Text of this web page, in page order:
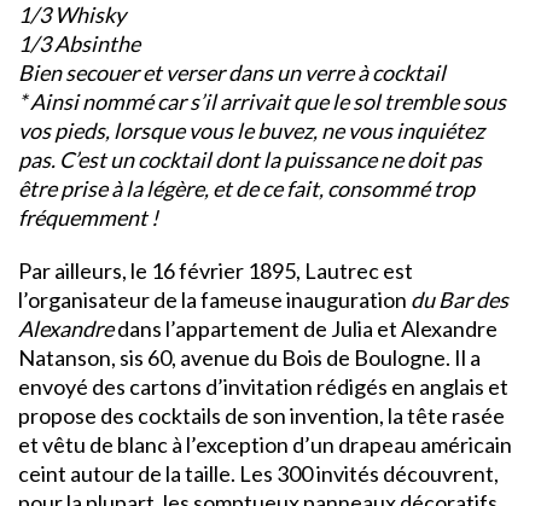
1/3 Whisky
1/3 Absinthe
Bien secouer et verser dans un verre à cocktail
* Ainsi nommé car s’il arrivait que le sol tremble sous
vos pieds, lorsque vous le buvez, ne vous inquiétez
pas. C’est un cocktail dont la puissance ne doit pas
être prise à la légère, et de ce fait, consommé trop
fréquemment !
Par ailleurs, le 16 février 1895, Lautrec est
l’organisateur de la fameuse inauguration du Bar des
Alexandredans l’appartement de Julia et Alexandre
Natanson, sis 60, avenue du Bois de Boulogne. Il a
envoyé des cartons d’invitation rédigés en anglais et
propose des cocktails de son invention, la tête rasée
et vêtu de blanc à l’exception d’un drapeau américain
ceint autour de la taille. Les 300 invités découvrent,